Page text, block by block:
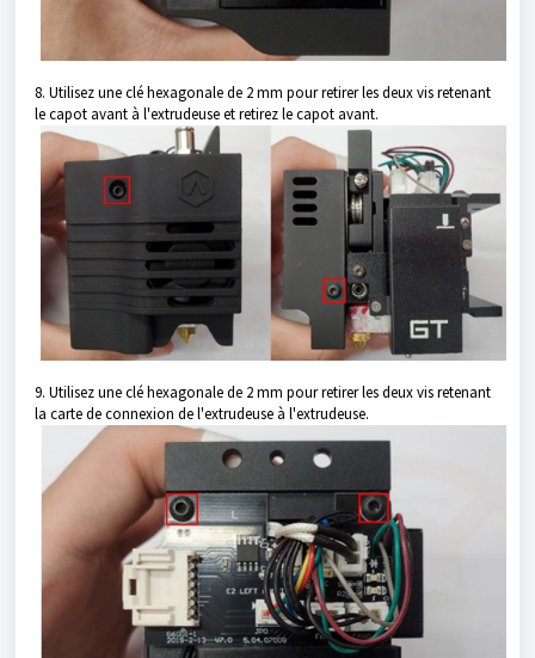
8. Utilisez une clé hexagonale de 2 mm pour retirer les deux vis retenant
le capot avant à l'extrudeuse et retirez le capot avant.
9. Utilisez une clé hexagonale de 2 mm pour retirer les deux vis retenant
la carte de connexion de l'extrudeuse à l'extrudeuse.